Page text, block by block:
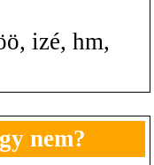
izé, hm,
nem?